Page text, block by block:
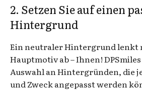
2. Setzen Sie auf einen
Hintergrund
Ein neutraler Hintergrund lenkt
Hauptmotiv ab – Ihnen!
Auswahl an Hintergründen, die
und Zweck angepasst werden